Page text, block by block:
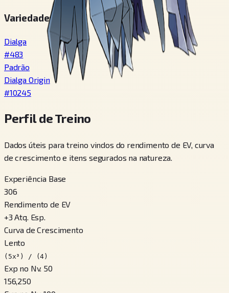
Variedades
Dialga
#483
Padrão
Dialga Origin
#10245
Perfil de Treino
Dados úteis para treino vindos do rendimento de EV, curva
de crescimento e itens segurados na natureza.
Experiência Base
306
Rendimento de EV
+3 Atq. Esp.
Curva de Crescimento
Lento
(5x³) / (4)
Exp no Nv. 50
156,250